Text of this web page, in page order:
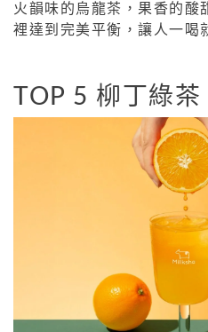
火韻味的烏龍茶，果香的酸
裡達到完美平衡，讓人一喝
TOP 5 柳丁綠茶